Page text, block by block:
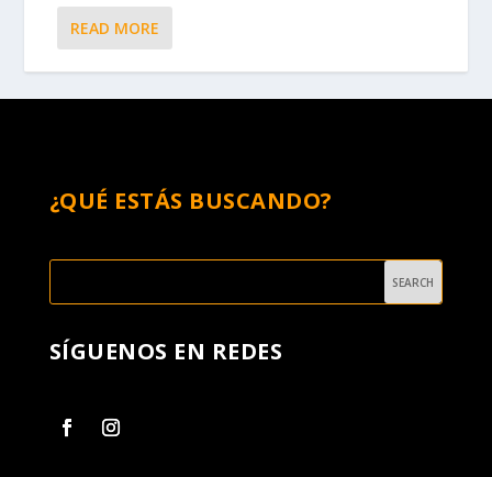
READ MORE
¿QUÉ ESTÁS BUSCANDO?
SÍGUENOS EN REDES